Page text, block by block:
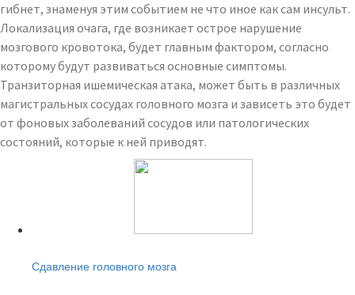
гибнет, знаменуя этим событием не что иное как сам инсульт.
Локализация очага, где возникает острое нарушение
мозгового кровотока, будет главным фактором, согласно
которому будут развиваться основные симптомы.
Транзиторная ишемическая атака, может быть в различных
магистральных сосудах головного мозга и зависеть это будет
от фоновых заболеваний сосудов или патологических
состояний, которые к ней приводят.
Сдавление головного мозга